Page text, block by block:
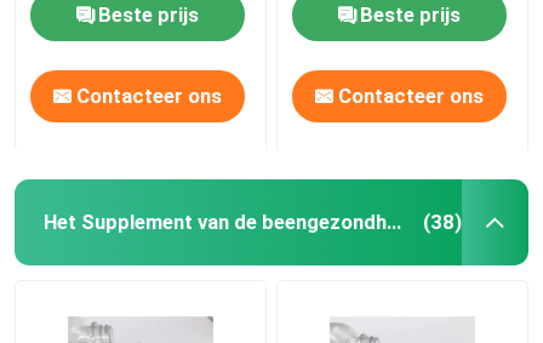
Beste prijs
Contacteer ons
Beste prijs
Contacteer ons
Het Supplement van de beengezondheid (38)